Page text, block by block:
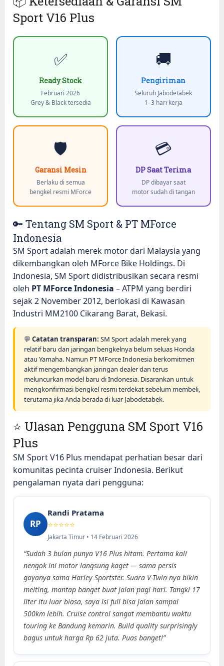
Sport V16 Plus
✅
Ready Stock
Februari 2026
Grey & Black tersedia
🚚
Pengiriman
Seluruh Jabodetabek
1–3 hari kerja
🛡️
Garansi Mesin
Berlaku di semua
bengkel resmi MForce
💳
DP Saat Terima
DP dibayar saat
motor sudah di tangan
🔑 Tentang SM Sport & PT MForce
Indonesia
SM Sport adalah merek motor dari Malaysia yang
dikembangkan oleh MForce Bike Holdings. Di
Indonesia, SM Sport didistribusikan secara resmi
oleh PT MForce Indonesia – ATPM yang berdiri
sejak 2 November 2012, berlokasi di Kawasan
Industri MM2100 Cikarang Barat, Bekasi.
💬Catatan transparan: SM Sport adalah merek yang
relatif baru dan jaringan bengkelnya belum seluas Honda
atau Yamaha. Namun PT MForce Indonesia berkomitmen
aktif mengembangkan jaringan dealer dan terus
meluncurkan model baru di Indonesia. Disarankan untuk
mengkonfirmasi bengkel resmi terdekat sebelum membeli,
terutama jika Anda berada di luar Jabodetabek.
⭐ Ulasan Pengguna SM Sport V16
Plus
SM Sport V16 Plus mendapat perhatian besar dari
komunitas pecinta cruiser Indonesia. Berikut
pengalaman nyata dari pengguna:
RP
Randi Pratama
⭐⭐⭐⭐⭐
Jakarta Timur • 14 Februari 2026
“Sudah 3 bulan punya V16 Plus hitam. Pertama kali
nengok ini motor langsung kaget — sama persis
gayanya sama Harley Sportster. Suara V-Twin-nya bikin
melting, mantap banget buat jalan pagi hari. Tangki 17
liter itu luar biasa, saya isi full bisa jalan sampai
500km lebih. Cruise control sangat membantu waktu
touring ke Bandung kemarin. Build quality surprisingly
bagus untuk harga Rp 62 juta. Puas banget!”